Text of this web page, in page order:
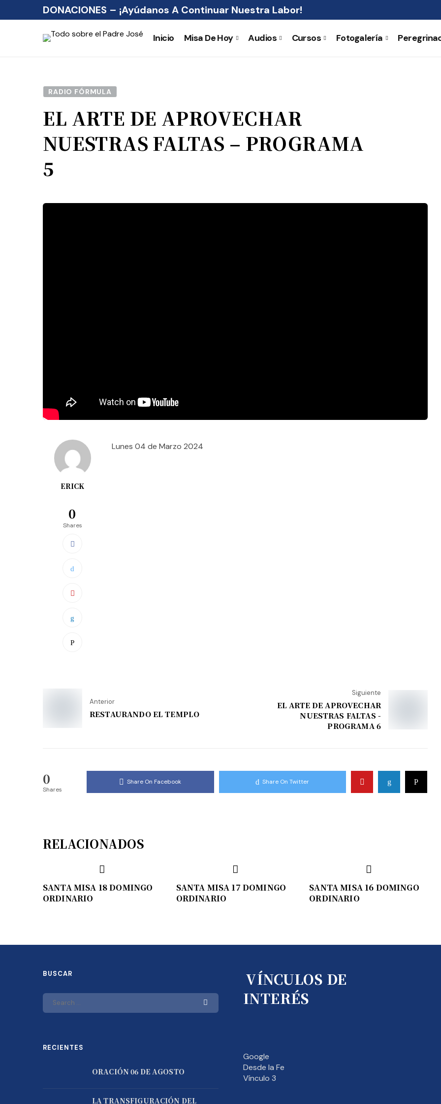
DONACIONES – ¡Ayúdanos A Continuar Nuestra Labor!
Inicio Misa De Hoy Audios Cursos Fotogalería
RADIO FÓRMULA
EL ARTE DE APROVECHAR
NUESTRAS FALTAS – PROGRAMA
5
ERICK
0
Shares
Lunes 04 de Marzo 2024
Anterior
RESTAURANDO EL TEMPLO
Siguiente
EL ARTE DE APROVECHAR
NUESTRAS FALTAS -
PROGRAMA 6
0
Shares
Share On Facebook Share On Twitter
RELACIONADOS
SANTA MISA 18 DOMINGO
ORDINARIO
SANTA MISA 17 DOMINGO
ORDINARIO
SANTA MISA 16 DOMINGO
ORDINARIO
BUSCAR
RECIENTES
ORACIÓN 06 DE AGOSTO
LA TRANSFIGURACIÓN DEL
VÍNCULOS DE
INTERÉS
Google
Desde la Fe
Vínculo 3